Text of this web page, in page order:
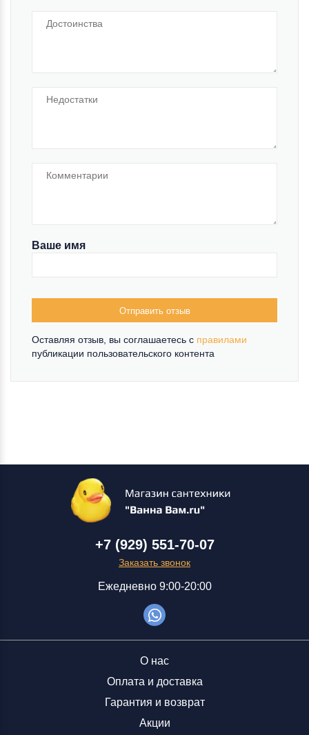
Ваше имя
Отправить отзыв
Оставляя отзыв, вы соглашаетесь c правилами
публикации пользовательского контента
+7 (929) 551-70-07
Заказать звонок
Ежедневно 9:00-20:00
О нас
Оплата и доставка
Гарантия и возврат
Акции